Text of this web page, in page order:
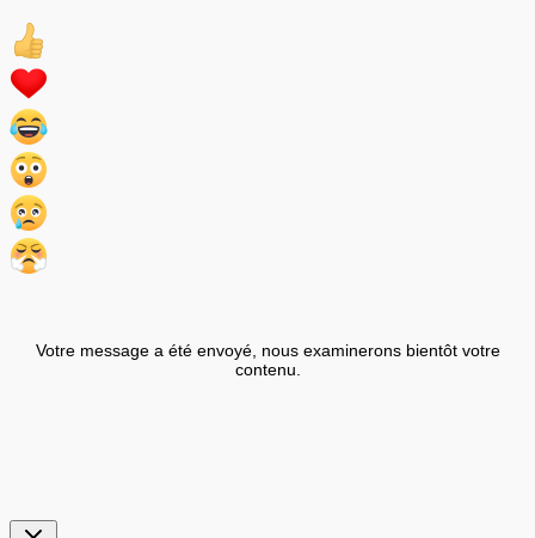
Votre message a été envoyé, nous examinerons bientôt votre
contenu.